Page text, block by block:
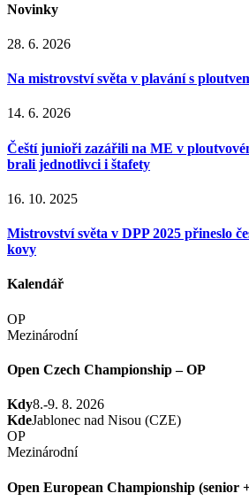
Novinky
28. 6. 2026
Na mistrovství světa v plavání s
14. 6. 2026
Čeští junioři zazářili na ME v
brali jednotlivci i štafety
16. 10. 2025
Mistrovství světa v DPP 2025 přineslo
kovy
Kalendář
OP
Mezinárodní
Open Czech Championship – OP
Kdy8.-9. 8. 2026
KdeJablonec nad Nisou (CZE)
OP
Mezinárodní
Open European Championship (senior